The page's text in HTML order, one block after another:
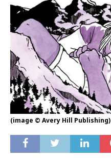
(image © Avery Hill Publishing)